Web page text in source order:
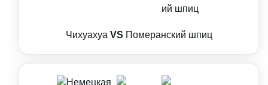
Чихуахуа VS Померанский шпиц